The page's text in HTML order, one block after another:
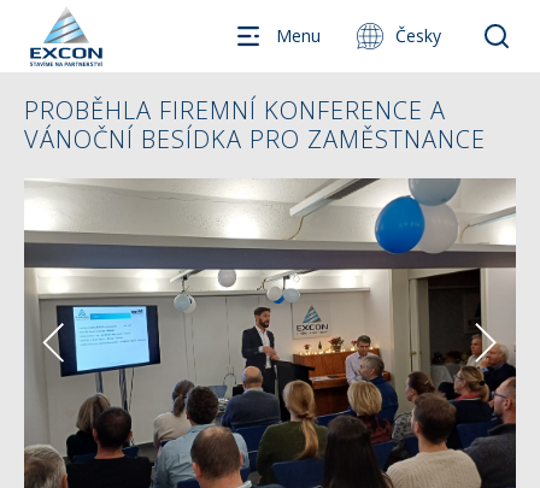
Menu Česky
PROBĚHLA FIREMNÍ KONFERENCE A
VÁNOČNÍ BESÍDKA PRO ZAMĚSTNANCE